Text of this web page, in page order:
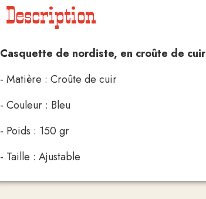
Description
Casquette de nordiste, en croûte de cuir
- Matière : Croûte de cuir
- Couleur : Bleu
- Poids : 150 gr
- Taille : Ajustable